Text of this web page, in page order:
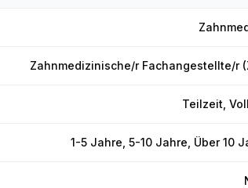
Zahnmedizinische/r Fachangestellte/r
Teilzeit,
1-5 Jahre, 5-10 Jahre, Über 10